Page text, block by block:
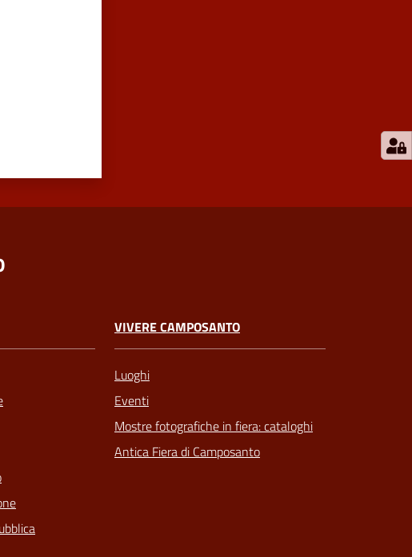
VIVERE CAMPOSANTO
Luoghi
Eventi
Mostre fotografiche in fiera: cataloghi
Antica Fiera di Camposanto